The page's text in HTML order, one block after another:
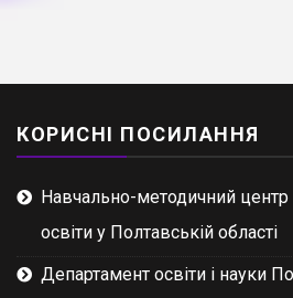
КОРИСНІ ПОСИЛАННЯ
Навчально-методичний центр
освіти у Полтавській області
Департамент освіти і науки